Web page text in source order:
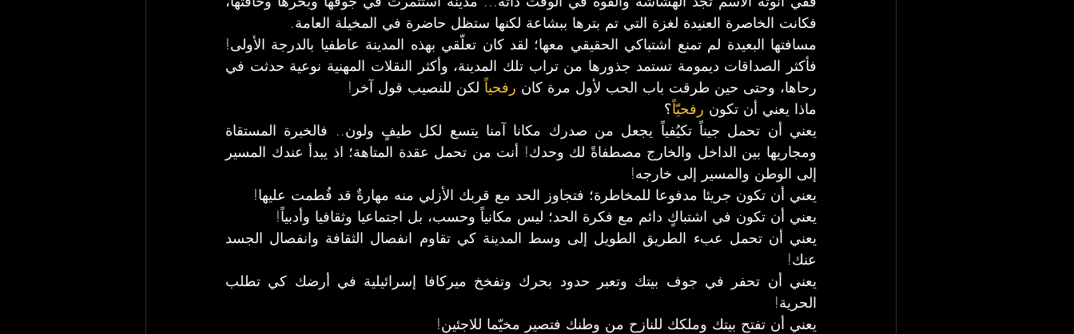
فكانت الخاصرة العنيدة لغزة التي تم بترها ببشاعة لكنها ستظل حاضرة في المخيلة العامة.
رحاها، وحتى حين طرقت باب الحب لأول مرة كان رفحياً لكن للنصيب قول آخر!
ماذا يعني أن تكون رفحيّاً؟
إلى الوطن والمسير إلى خارجه!
يعني أن تكون جريئا مدفوعا للمخاطرة؛ فتجاوز الحد مع قربك الأزلي منه مهارةٌ قد فُطمت عليها!
يعني أن تكون في اشتباكٍ دائم مع فكرة الحد؛ ليس مكانياً وحسب، بل اجتماعيا وثقافيا وأدبياً!
عنك!
الحرية!
يعني أن تفتح بيتك وملكك للنازح من وطنك فتصير مخيّما للاجئين!